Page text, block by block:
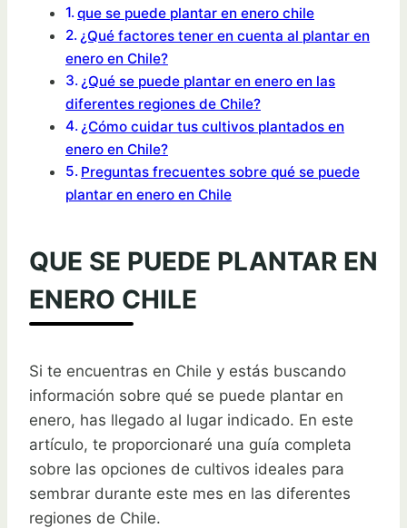
que se puede plantar en enero chile
¿Qué factores tener en cuenta al plantar en
enero en Chile?
¿Qué se puede plantar en enero en las
diferentes regiones de Chile?
¿Cómo cuidar tus cultivos plantados en
enero en Chile?
Preguntas frecuentes sobre qué se puede
plantar en enero en Chile
QUE SE PUEDE PLANTAR EN
ENERO CHILE
Si te encuentras en Chile y estás buscando
información sobre qué se puede plantar en
enero, has llegado al lugar indicado. En este
artículo, te proporcionaré una guía completa
sobre las opciones de cultivos ideales para
sembrar durante este mes en las diferentes
regiones de Chile.